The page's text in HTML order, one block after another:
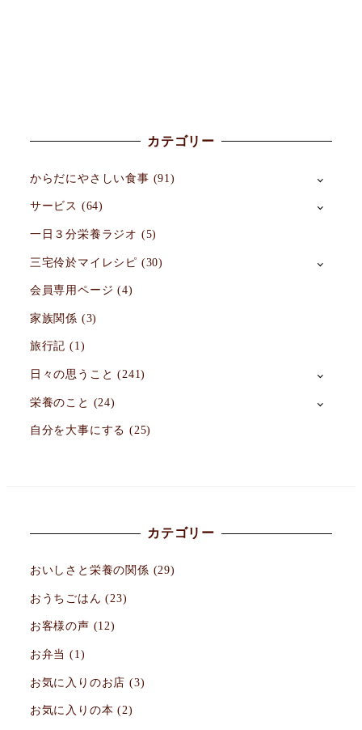
カテゴリー
からだにやさしい食事 (91)
サービス (64)
一日３分栄養ラジオ (5)
三宅伶於マイレシピ (30)
会員専用ページ (4)
家族関係 (3)
旅行記 (1)
日々の思うこと (241)
栄養のこと (24)
自分を大事にする (25)
カテゴリー
おいしさと栄養の関係 (29)
おうちごはん (23)
お客様の声 (12)
お弁当 (1)
お気に入りのお店 (3)
お気に入りの本 (2)